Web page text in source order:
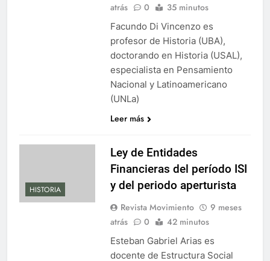
atrás
0 35 minutos
Facundo Di Vincenzo es
profesor de Historia (UBA),
doctorando en Historia (USAL),
especialista en Pensamiento
Nacional y Latinoamericano
(UNLa)
Leer más
HISTORIA
Ley de Entidades
Financieras del período ISI
y del periodo aperturista
Revista Movimiento
9 meses
atrás
0 42 minutos
Esteban Gabriel Arias es
docente de Estructura Social